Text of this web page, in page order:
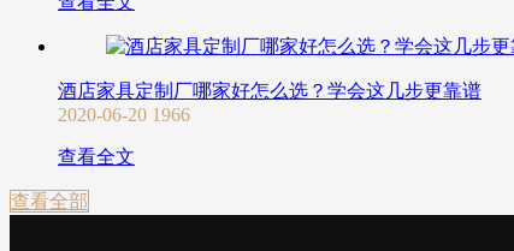
酒店家具定制厂哪家好怎么选？学会这几步更靠谱
2020-06-20 1966
查看全文
查看全部